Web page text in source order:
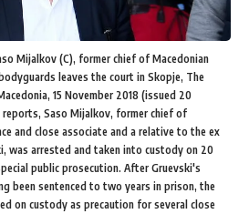
Mijalkov (C), former chief of Macedonian
leaves the court in Skopje, The
15 November 2018 (issued 20
Saso Mijalkov, former chief of
and close associate and a relative to the ex
was arrested and taken into custody on 20
public prosecution. After Gruevski's
been sentenced to two years in prison, the
on custody as precaution for several close